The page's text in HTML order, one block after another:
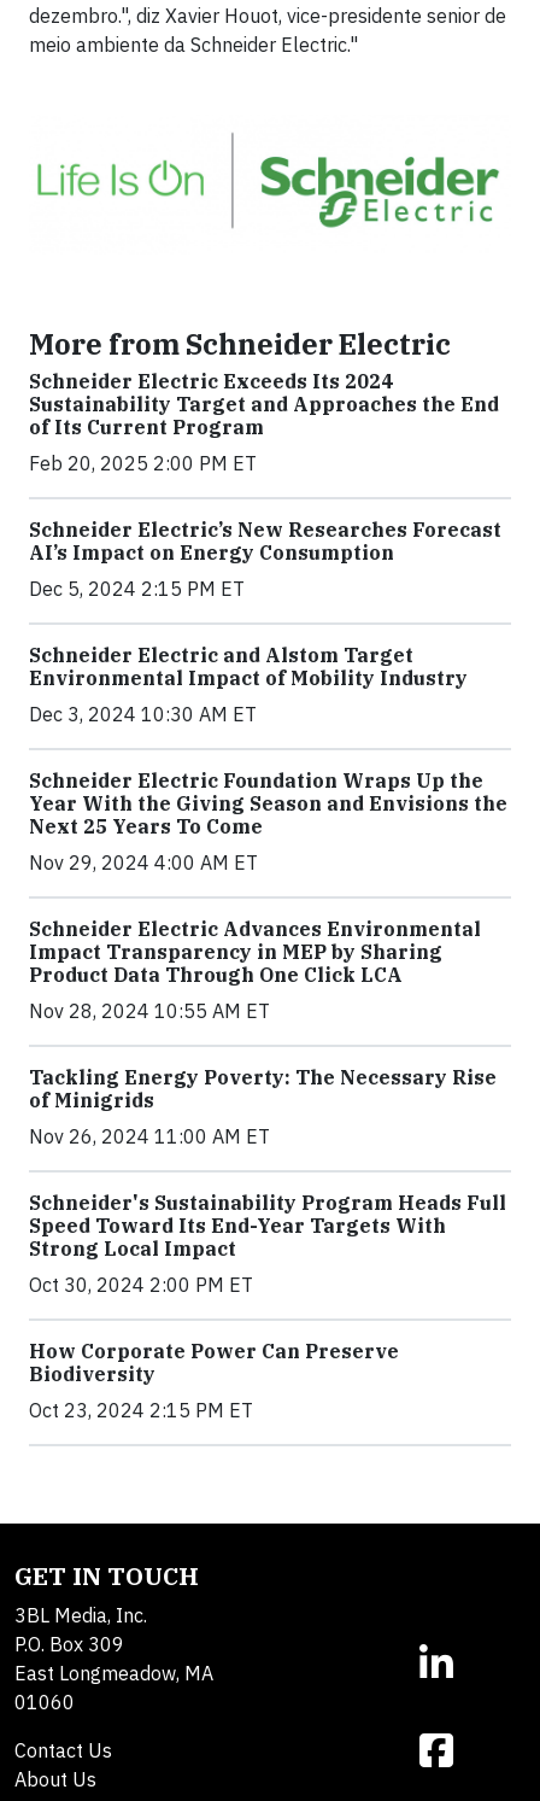
dezembro.", diz Xavier Houot, vice-presidente senior de
meio ambiente da Schneider Electric."
More from Schneider Electric
Schneider Electric Exceeds Its 2024
Sustainability Target and Approaches the End
of Its Current Program
Feb 20, 2025 2:00 PM ET
Schneider Electric’s New Researches Forecast
AI’s Impact on Energy Consumption
Dec 5, 2024 2:15 PM ET
Schneider Electric and Alstom Target
Environmental Impact of Mobility Industry
Dec 3, 2024 10:30 AM ET
Schneider Electric Foundation Wraps Up the
Year With the Giving Season and Envisions the
Next 25 Years To Come
Nov 29, 2024 4:00 AM ET
Schneider Electric Advances Environmental
Impact Transparency in MEP by Sharing
Product Data Through One Click LCA
Nov 28, 2024 10:55 AM ET
Tackling Energy Poverty: The Necessary Rise
of Minigrids
Nov 26, 2024 11:00 AM ET
Schneider's Sustainability Program Heads Full
Speed Toward Its End-Year Targets With
Strong Local Impact
Oct 30, 2024 2:00 PM ET
How Corporate Power Can Preserve
Biodiversity
Oct 23, 2024 2:15 PM ET
GET IN TOUCH
3BL Media, Inc.
P.O. Box 309
East Longmeadow, MA
01060
Contact Us
About Us